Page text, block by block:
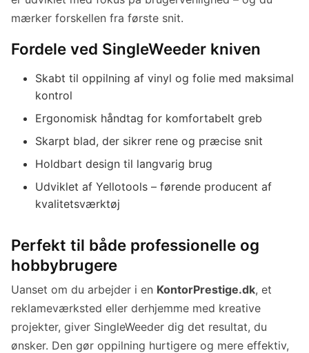
mærker forskellen fra første snit.
Fordele ved SingleWeeder kniven
Skabt til oppilning af vinyl og folie med maksimal
kontrol
Ergonomisk håndtag for komfortabelt greb
Skarpt blad, der sikrer rene og præcise snit
Holdbart design til langvarig brug
Udviklet af Yellotools – førende producent af
kvalitetsværktøj
Perfekt til både professionelle og
hobbybrugere
Uanset om du arbejder i en KontorPrestige.dk, et
reklameværksted eller derhjemme med kreative
projekter, giver SingleWeeder dig det resultat, du
ønsker. Den gør oppilning hurtigere og mere effektiv,